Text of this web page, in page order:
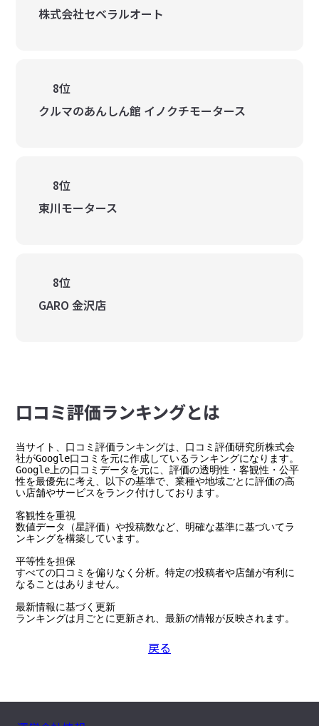
株式会社セベラルオート
8位
クルマのあんしん館 イノクチモータース
8位
東川モータース
8位
GARO 金沢店
⼝コミ評価ランキングとは
当サイト、口コミ評価ランキングは、口コミ評価研究所株式会
社がGoogle口コミを元に作成しているランキングになります。
Google上の口コミデータを元に、評価の透明性・客観性・公平
性を最優先に考え、以下の基準で、業種や地域ごとに評価の高
い店舗やサービスをランク付けしております。
客観性を重視
数値データ（星評価）や投稿数など、明確な基準に基づいてラ
ンキングを構築しています。
平等性を担保
すべての口コミを偏りなく分析。特定の投稿者や店舗が有利に
なることはありません。
最新情報に基づく更新
ランキングは月ごとに更新され、最新の情報が反映されます。
戻る